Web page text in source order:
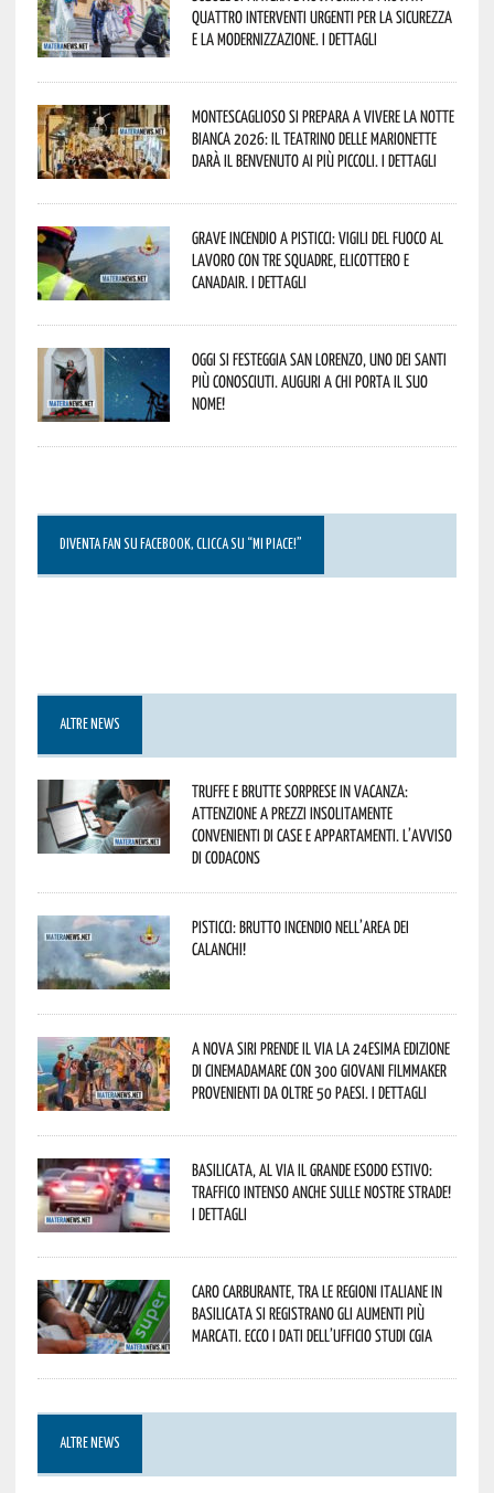
quattro interventi urgenti per la sicurezza
e la modernizzazione. I dettagli
Montescaglioso si prepara a vivere la Notte
Bianca 2026: il Teatrino delle Marionette
darà il benvenuto ai più piccoli. I dettagli
Grave incendio a Pisticci: Vigili del Fuoco al
lavoro con tre squadre, elicottero e
Canadair. I dettagli
Oggi si festeggia San Lorenzo, uno dei Santi
più conosciuti. Auguri a chi porta il suo
nome!
DIVENTA FAN SU FACEBOOK, CLICCA SU “MI PIACE!”
ALTRE NEWS
Truffe e brutte sorprese in vacanza:
attenzione a prezzi insolitamente
convenienti di case e appartamenti. L’avviso
di Codacons
Pisticci: brutto incendio nell’area dei
Calanchi!
A Nova Siri prende il via la 24esima edizione
di Cinemadamare con 300 giovani filmmaker
provenienti da oltre 50 Paesi. I dettagli
Basilicata, al via il grande esodo estivo:
traffico intenso anche sulle nostre strade!
I dettagli
Caro carburante, tra le regioni italiane in
Basilicata si registrano gli aumenti più
marcati. Ecco i dati dell’Ufficio studi CGIA
ALTRE NEWS